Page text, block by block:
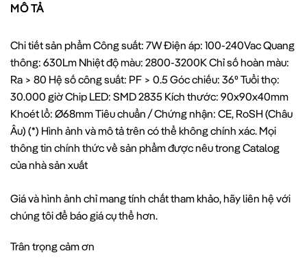
MÔ TẢ
Chi tiết sản phẩm Công suất: 7W Điện áp: 100-240Vac Quang
thông: 630Lm Nhiệt độ màu: 2800-3200K Chỉ số hoàn màu:
Ra > 80 Hệ số công suất: PF > 0.5 Góc chiếu: 36⁰ Tuổi thọ:
30.000 giờ Chip LED: SMD 2835 Kích thước: 90x90x40mm
Khoét lổ: Ø68mm Tiêu chuẩn / Chứng nhận: CE, RoSH (Châu
Âu) (*) Hình ảnh và mô tả trên có thể không chính xác. Mọi
thông tin chính thức về sản phẩm được nêu trong Catalog
của nhà sản xuất
Giá và hình ảnh chỉ mang tính chất tham khảo, hãy liên hệ với
chúng tôi để báo giá cụ thể hơn.
Trân trọng cảm ơn